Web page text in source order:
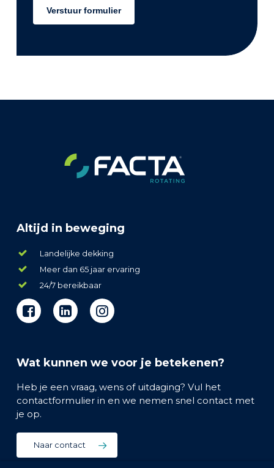
Verstuur formulier
Altijd in beweging
Landelijke dekking
Meer dan 65 jaar ervaring
24/7 bereikbaar
facebook.com/Facta.nl/instagram.com/facta.nl/
Wat kunnen we voor je betekenen?
Heb je een vraag, wens of uitdaging? Vul het
contactformulier in en we nemen snel contact met
je op.
Naar contact